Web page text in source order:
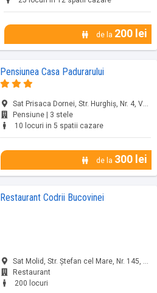
de la 200 lei
Pensiunea Casa Padurarului
Sat Prisaca Dornei, Str. Hurghiș, Nr. 4, Vama, jud. Suceava
Pensiune | 3 stele
10 locuri in 5 spatii cazare
de la 300 lei
Restaurant Codrii Bucovinei
Sat Molid, Str. Ștefan cel Mare, Nr. 145, Vama, jud. Suceava
Restaurant
200 locuri